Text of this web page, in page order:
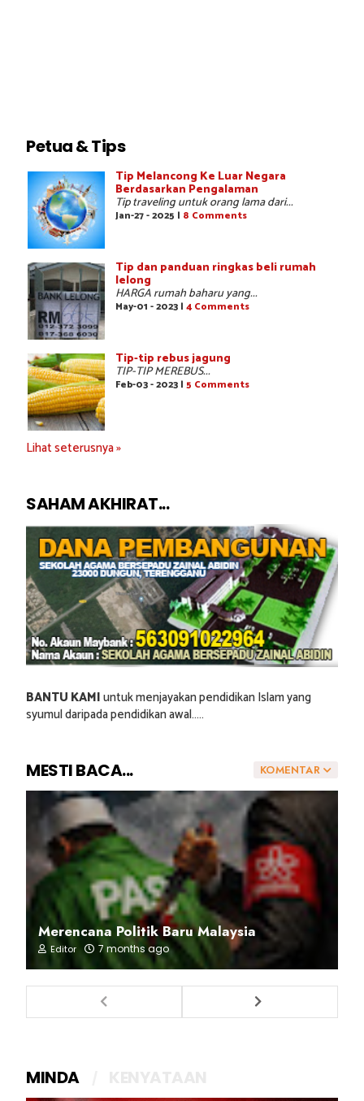
Petua & Tips
Tip Melancong Ke Luar Negara
Berdasarkan Pengalaman
Tip traveling untuk orang lama dari...
Jan-27 - 2025 | 8 Comments
Tip dan panduan ringkas beli rumah
lelong
HARGA rumah baharu yang...
May-01 - 2023 | 4 Comments
Tip-tip rebus jagung
TIP-TIP MEREBUS...
Feb-03 - 2023 | 5 Comments
Lihat seterusnya »
SAHAM AKHIRAT...
BANTU KAMIuntuk menjayakan pendidikan Islam yang
syumul daripada pendidikan awal.....
KOMENTAR
MESTI BACA...
Merencana Politik Baru Malaysia
Editor 7 months ago
MINDA